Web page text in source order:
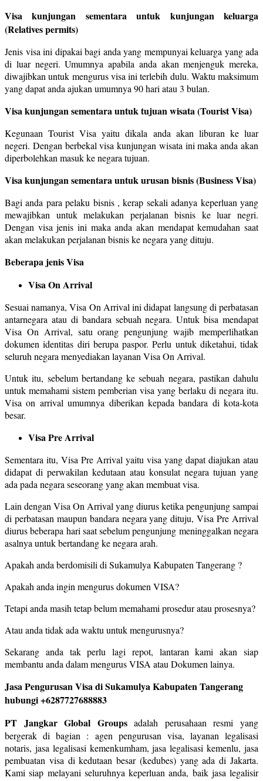
Visa kunjungan sementara untuk kunjungan keluarga
(Relatives permits)
Jenis visa ini dipakai bagi anda yang mempunyai keluarga yang ada
di luar negeri. Umumnya apabila anda akan menjenguk mereka,
diwajibkan untuk mengurus visa ini terlebih dulu. Waktu maksimum
yang dapat anda ajukan umumnya 90 hari atau 3 bulan.
Visa kunjungan sementara untuk tujuan wisata (Tourist Visa)
Kegunaan Tourist Visa yaitu dikala anda akan liburan ke luar
negeri. Dengan berbekal visa kunjungan wisata ini maka anda akan
diperbolehkan masuk ke negara tujuan.
Visa kunjungan sementara untuk urusan bisnis (Business Visa)
Bagi anda para pelaku bisnis , kerap sekali adanya keperluan yang
mewajibkan untuk melakukan perjalanan bisnis ke luar negri.
Dengan visa jenis ini maka anda akan mendapat kemudahan saat
akan melakukan perjalanan bisnis ke negara yang dituju.
Beberapa jenis Visa
Visa On Arrival
Sesuai namanya, Visa On Arrival ini didapat langsung di perbatasan
antarnegara atau di bandara sebuah negara. Untuk bisa mendapat
Visa On Arrival, satu orang pengunjung wajib memperlihatkan
dokumen identitas diri berupa paspor. Perlu untuk diketahui, tidak
seluruh negara menyediakan layanan Visa On Arrival.
Untuk itu, sebelum bertandang ke sebuah negara, pastikan dahulu
untuk memahami sistem pemberian visa yang berlaku di negara itu.
Visa on arrival umumnya diberikan kepada bandara di kota-kota
besar.
Visa Pre Arrival
Sementara itu, Visa Pre Arrival yaitu visa yang dapat diajukan atau
didapat di perwakilan kedutaan atau konsulat negara tujuan yang
ada pada negara seseorang yang akan membuat visa.
Lain dengan Visa On Arrival yang diurus ketika pengunjung sampai
di perbatasan maupun bandara negara yang dituju, Visa Pre Arrival
diurus beberapa hari saat sebelum pengunjung meninggalkan negara
asalnya untuk bertandang ke negara arah.
Apakah anda berdomisili di Sukamulya Kabupaten Tangerang ?
Apakah anda ingin mengurus dokumen VISA?
Tetapi anda masih tetap belum memahami prosedur atau prosesnya?
Atau anda tidak ada waktu untuk mengurusnya?
Sekarang anda tak perlu lagi repot, lantaran kami akan siap
membantu anda dalam mengurus VISA atau Dokumen lainya.
Jasa Pengurusan Visa di Sukamulya Kabupaten Tangerang
hubungi +6287727688883
PT Jangkar Global Groupsadalah perusahaan resmi yang
bergerak di bagian : agen pengurusan visa, layanan legalisasi
notaris, jasa legalisasi kemenkumham, jasa legalisasi kemenlu, jasa
pembuatan visa di kedutaan besar (kedubes) yang ada di Jakarta.
Kami siap melayani seluruhnya keperluan anda, baik jasa legalisir